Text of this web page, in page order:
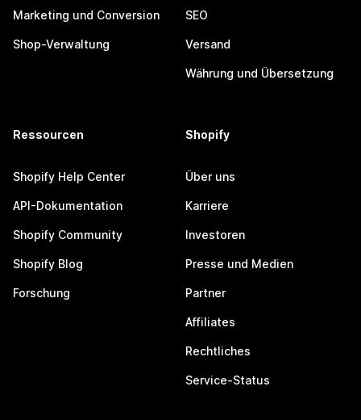
Marketing und Conversion
Shop-Verwaltung
SEO
Versand
Währung und Übersetzung
Ressourcen
Shopify Help Center
API-Dokumentation
Shopify Community
Shopify Blog
Forschung
Shopify
Über uns
Karriere
Investoren
Presse und Medien
Partner
Affiliates
Rechtliches
Service-Status